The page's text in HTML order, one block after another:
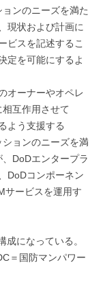
ンのニーズを満た
現状および計画に
ビスを記述するこ
定を可能にするよ
オーナーやオペレ
互作用させて
よう支援する
ョンのニーズを満
DoDエンタープラ
DoDコンポーネン
サービスを運用す
になっている。
＝国防マンパワー